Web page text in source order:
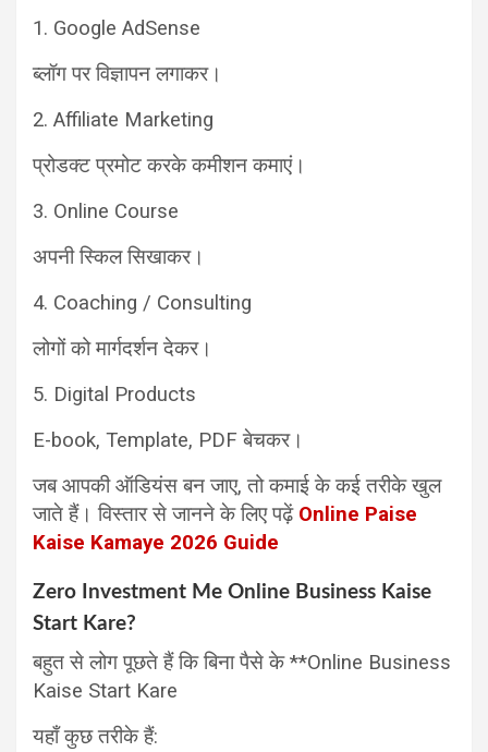
1. Google AdSense
ब्लॉग पर विज्ञापन लगाकर।
2. Affiliate Marketing
प्रोडक्ट प्रमोट करके कमीशन कमाएं।
3. Online Course
अपनी स्किल सिखाकर।
4. Coaching / Consulting
लोगों को मार्गदर्शन देकर।
5. Digital Products
E-book, Template, PDF बेचकर।
जब आपकी ऑडियंस बन जाए, तो कमाई के कई तरीके खुल
जाते हैं। विस्तार से जानने के लिए पढ़ें Online Paise
Kaise Kamaye 2026 Guide
Zero Investment Me Online Business Kaise
Start Kare?
बहुत से लोग पूछते हैं कि बिना पैसे के **Online Business
Kaise Start Kare
यहाँ कुछ तरीके हैं: